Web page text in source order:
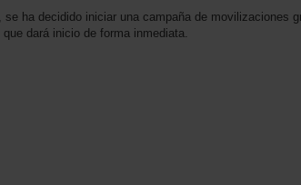
se ha decidido iniciar una campaña de movilizaciones
dará inicio de forma inmediata.